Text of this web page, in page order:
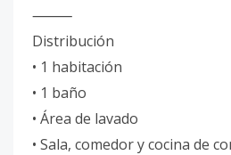
⸻
Distribución
• 1 habitación
• 1 baño
• ⁠Área de lavado
• ⁠Sala, comedor y cocina de